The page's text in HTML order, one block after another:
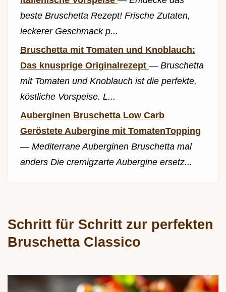
beste Bruschetta Rezept! Frische Zutaten,
leckerer Geschmack p...
Bruschetta mit Tomaten und Knoblauch:
Das knusprige Originalrezept — Bruschetta
mit Tomaten und Knoblauch ist die perfekte,
köstliche Vorspeise. L...
Auberginen Bruschetta Low Carb
Geröstete Aubergine mit TomatenTopping
— Mediterrane Auberginen Bruschetta mal
anders Die cremigzarte Aubergine ersetz...
Schritt für Schritt zur perfekten
Bruschetta Classico